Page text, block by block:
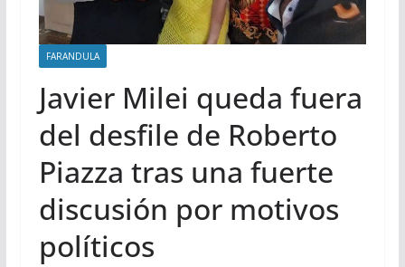
FARANDULA
Javier Milei queda fuera
del desfile de Roberto
Piazza tras una fuerte
discusión por motivos
políticos